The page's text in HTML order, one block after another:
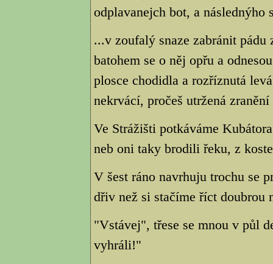
odplavanejch bot, a následnýho
...v zoufalý snaze zabránit
batohem se o něj opřu a
plosce chodidla a rozříznutá
nekrvácí, pročeš utržená
Ve Strážišti potkáváme
neb oni taky brodili řeku, z
V šest ráno navrhuju trochu se
dřiv než si stačíme říct doubrou
"Vstávej", třese se mnou v půl
vyhráli!"